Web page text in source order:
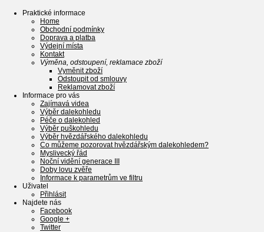
Praktické informace
Home
Obchodní podmínky
Doprava a platba
Výdejní místa
Kontakt
Výměna, odstoupení, reklamace zboží
Vyměnit zboží
Odstoupit od smlouvy
Reklamovat zboží
Informace pro vás
Zajímavá videa
Výběr dalekohledu
Péče o dalekohled
Výběr puškohledu
Výběr hvězdářského dalekohledu
Co můžeme pozorovat hvězdářským dalekohledem?
Myslivecký řád
Noční vidění generace III
Doby lovu zvěře
Informace k parametrům ve filtru
Uživatel
Přihlásit
Najdete nás
Facebook
Google +
Twitter